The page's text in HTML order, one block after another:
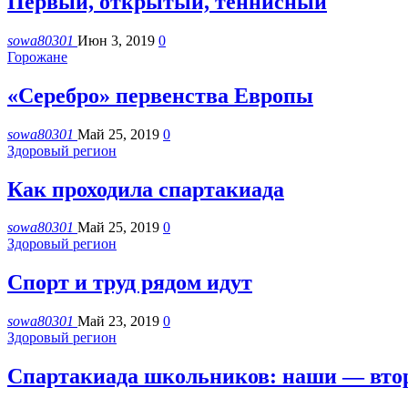
sowa80301 Июн 3, 2019 0
Горожане
«Серебро» первенства Европы
sowa80301 Май 25, 2019 0
Здоровый регион
Как проходила спартакиада
sowa80301 Май 25, 2019 0
Здоровый регион
Спорт и труд рядом идут
sowa80301 Май 23, 2019 0
Здоровый регион
Спартакиада школьников: наши —